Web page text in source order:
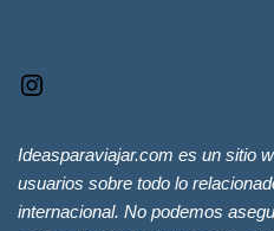
Ideasparaviajar.com es un sitio
usuarios sobre todo lo
internacional. No podemos